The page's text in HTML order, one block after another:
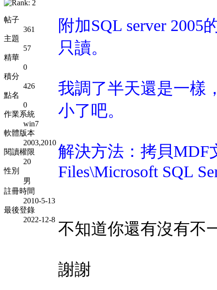
帖子
361
主題
57
精華
0
積分
426
點名
0
作業系統
win7
軟體版本
2003,2010
閱讀權限
20
性別
男
註冊時間
2010-5-13
最後登錄
2022-12-8
附加SQL server
只讀。
我調了半天還是一樣
小了吧。
解決方法：拷貝MDF
Files\Microsoft SQL
不知道你還有沒有不
謝謝